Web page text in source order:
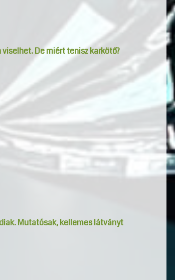
De miért tenisz karkötő?
Mutatósak, kellemes látványt